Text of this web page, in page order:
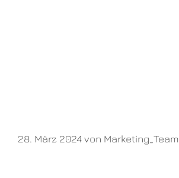
28. März 2024 von Marketing_Team